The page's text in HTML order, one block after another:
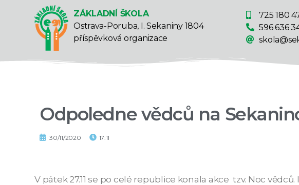
ZÁKLADNÍ ŠKOLA
Ostrava-Poruba, I. Sekaniny 1804
příspěvková organizace
725 180
596 636
Odpoledne vědců na
30/11/2020 17:11
V pátek 27.11 se po celé republice konala akce tzv. Noc